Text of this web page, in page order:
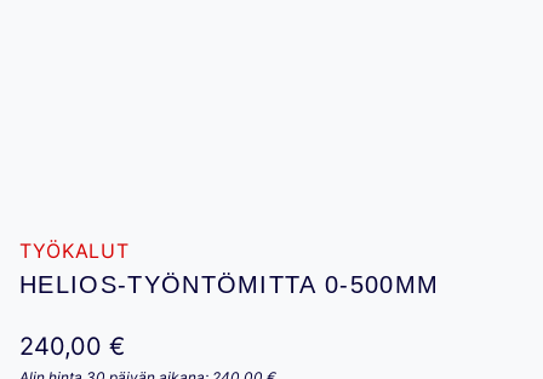
TYÖKALUT
HELIOS-TYÖNTÖMITTA 0-500MM
240,00 €